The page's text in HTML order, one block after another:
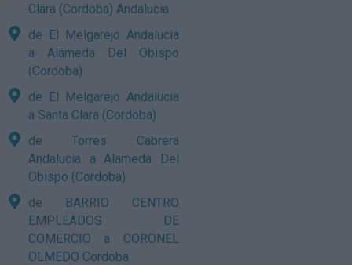
Clara (Cordoba) Andalucia
de El Melgarejo Andalucia
a Alameda Del Obispo
(Cordoba)
de El Melgarejo Andalucia
a Santa Clara (Cordoba)
de Torres Cabrera
Andalucia a Alameda Del
Obispo (Cordoba)
de BARRIO CENTRO
EMPLEADOS DE
COMERCIO a CORONEL
OLMEDO Cordoba